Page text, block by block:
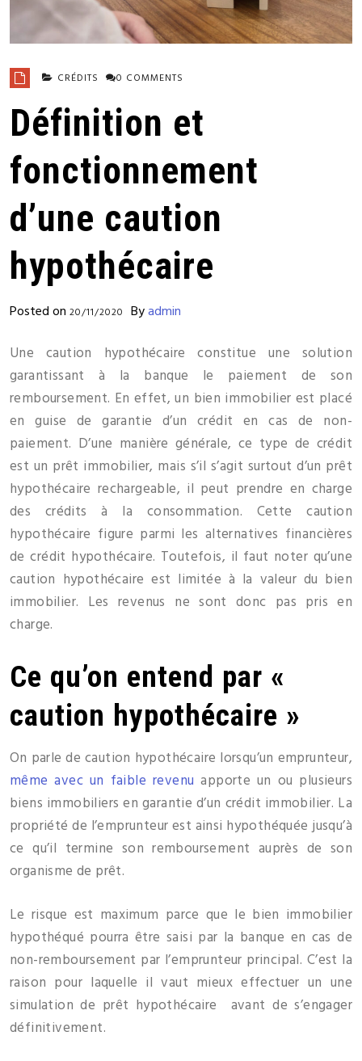
CRÉDITS 0 COMMENTS
Définition et
fonctionnement
d’une caution
hypothécaire
Posted on 20/11/2020 Byadmin
Une caution hypothécaire constitue une solution
garantissant à la banque le paiement de son
remboursement. En effet, un bien immobilier est placé
en guise de garantie d’un crédit en cas de non-
paiement. D’une manière générale, ce type de crédit
est un prêt immobilier, mais s’il s’agit surtout d’un prêt
hypothécaire rechargeable, il peut prendre en charge
des crédits à la consommation. Cette caution
hypothécaire figure parmi les alternatives financières
de crédit hypothécaire. Toutefois, il faut noter qu’une
caution hypothécaire est limitée à la valeur du bien
immobilier. Les revenus ne sont donc pas pris en
charge.
Ce qu’on entend par «
caution hypothécaire »
On parle de caution hypothécaire lorsqu’un emprunteur,
même avec un faible revenu apporte un ou plusieurs
biens immobiliers en garantie d’un crédit immobilier. La
propriété de l’emprunteur est ainsi hypothéquée jusqu’à
ce qu’il termine son remboursement auprès de son
organisme de prêt.
Le risque est maximum parce que le bien immobilier
hypothéqué pourra être saisi par la banque en cas de
non-remboursement par l’emprunteur principal. C’est la
raison pour laquelle il vaut mieux effectuer un une
simulation de prêt hypothécaire avant de s’engager
définitivement.